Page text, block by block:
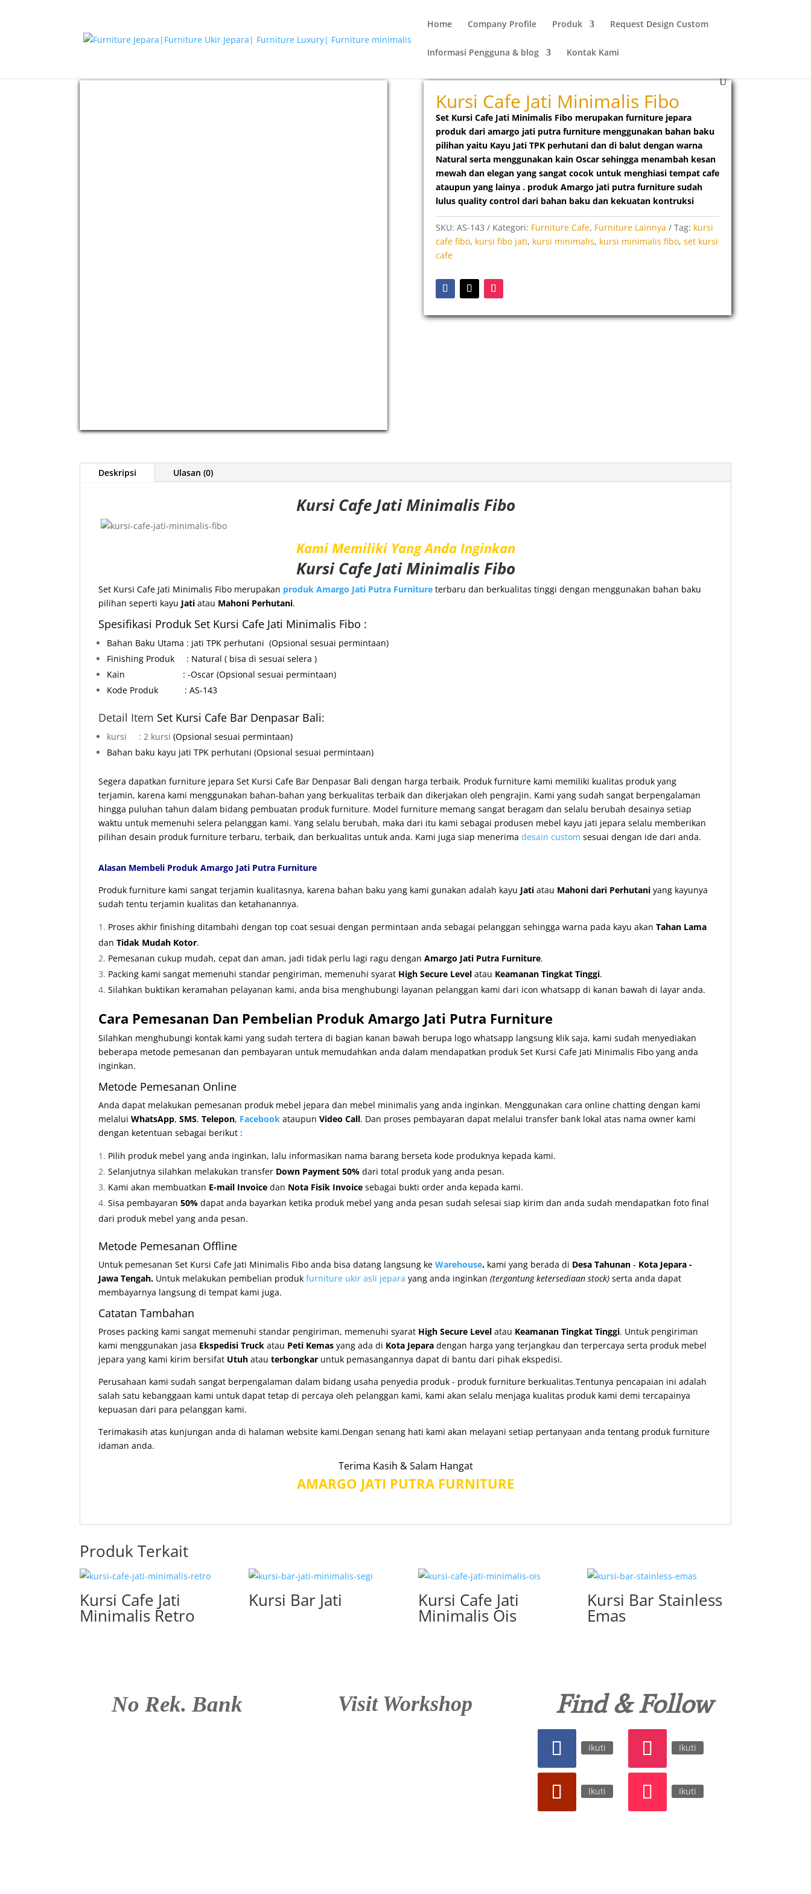
Home Company Profile Produk Request Design Custom
Informasi Pengguna & blog
Kontak Kami
Kursi Cafe Jati Minimalis Fibo
Set Kursi Cafe Jati Minimalis Fibo merupakan furniture jepara
produk dari amargo jati putra furniture menggunakan bahan baku
pilihan yaitu Kayu Jati TPK perhutani dan di balut dengan warna
Natural serta menggunakan kain Oscar sehingga menambah kesan
mewah dan elegan yang sangat cocok untuk menghiasi tempat cafe
ataupun yang lainya . produk Amargo jati putra furniture sudah
lulus quality control dari bahan baku dan kekuatan kontruksi
SKU: AS-143 Kategori: Furniture Cafe, Furniture Lainnya Tag: kursi
cafe fibo, kursi fibo jati, kursi minimalis, kursi minimalis fibo, set kursi
cafe
Deskripsi Ulasan (0)
Kursi Cafe Jati Minimalis Fibo
Kami Memiliki Yang Anda Inginkan
Kursi Cafe Jati Minimalis Fibo
Set Kursi Cafe Jati Minimalis Fibo merupakan produk Amargo Jati Putra Furniture terbaru dan berkualitas tinggi dengan menggunakan bahan baku
pilihan seperti kayu Jati atau Mahoni Perhutani.
Spesifikasi Produk Set Kursi Cafe Jati Minimalis Fibo :
Bahan Baku Utama : jati TPK perhutani (Opsional sesuai permintaan)
Finishing Produk : Natural ( bisa di sesuai selera )
Kain : -Oscar (Opsional sesuai permintaan)
Kode Produk : AS-143
Detail Item Set Kursi Cafe Bar Denpasar Bali:
kursi : 2 kursi (Opsional sesuai permintaan)
Bahan baku kayu jati TPK perhutani (Opsional sesuai permintaan)
Segera dapatkan furniture jepara Set Kursi Cafe Bar Denpasar Bali dengan harga terbaik. Produk furniture kami memiliki kualitas produk yang
terjamin, karena kami menggunakan bahan-bahan yang berkualitas terbaik dan dikerjakan oleh pengrajin. Kami yang sudah sangat berpengalaman
hingga puluhan tahun dalam bidang pembuatan produk furniture. Model furniture memang sangat beragam dan selalu berubah desainya setiap
waktu untuk memenuhi selera pelanggan kami. Yang selalu berubah, maka dari itu kami sebagai produsen mebel kayu jati jepara selalu memberikan
pilihan desain produk furniture terbaru, terbaik, dan berkualitas untuk anda. Kami juga siap menerima desain custom sesuai dengan ide dari anda.
Alasan Membeli Produk Amargo Jati Putra Furniture
Produk furniture kami sangat terjamin kualitasnya, karena bahan baku yang kami gunakan adalah kayu Jati atau Mahoni dari Perhutani yang kayunya
sudah tentu terjamin kualitas dan ketahanannya.
Proses akhir finishing ditambahi dengan top coat sesuai dengan permintaan anda sebagai pelanggan sehingga warna pada kayu akan Tahan Lama
dan Tidak Mudah Kotor.
Pemesanan cukup mudah, cepat dan aman, jadi tidak perlu lagi ragu dengan Amargo Jati Putra Furniture.
Packing kami sangat memenuhi standar pengiriman, memenuhi syarat High Secure Level atau Keamanan Tingkat Tinggi.
Silahkan buktikan keramahan pelayanan kami, anda bisa menghubungi layanan pelanggan kami dari icon whatsapp di kanan bawah di layar anda.
Cara Pemesanan Dan Pembelian Produk Amargo Jati Putra Furniture
Silahkan menghubungi kontak kami yang sudah tertera di bagian kanan bawah berupa logo whatsapp langsung klik saja, kami sudah menyediakan
beberapa metode pemesanan dan pembayaran untuk memudahkan anda dalam mendapatkan produk Set Kursi Cafe Jati Minimalis Fibo yang anda
inginkan.
Metode Pemesanan Online
Anda dapat melakukan pemesanan produk mebel jepara dan mebel minimalis yang anda inginkan. Menggunakan cara online chatting dengan kami
melalui WhatsApp, SMS, Telepon, Facebook ataupun Video Call. Dan proses pembayaran dapat melalui transfer bank lokal atas nama owner kami
dengan ketentuan sebagai berikut :
Pilih produk mebel yang anda inginkan, lalu informasikan nama barang berseta kode produknya kepada kami.
Selanjutnya silahkan melakukan transfer Down Payment 50% dari total produk yang anda pesan.
Kami akan membuatkan E-mail Invoice dan Nota Fisik Invoice sebagai bukti order anda kepada kami.
Sisa pembayaran 50% dapat anda bayarkan ketika produk mebel yang anda pesan sudah selesai siap kirim dan anda sudah mendapatkan foto final
dari produk mebel yang anda pesan.
Metode Pemesanan Offline
Untuk pemesanan Set Kursi Cafe Jati Minimalis Fibo anda bisa datang langsung ke Warehouse. kami yang berada di Desa Tahunan - Kota Jepara -
Jawa Tengah. Untuk melakukan pembelian produk furniture ukir asli jepara yang anda inginkan (tergantung ketersediaan stock) serta anda dapat
membayarnya langsung di tempat kami juga.
Catatan Tambahan
Proses packing kami sangat memenuhi standar pengiriman, memenuhi syarat High Secure Level atau Keamanan Tingkat Tinggi. Untuk pengiriman
kami menggunakan jasa Ekspedisi Truck atau Peti Kemas yang ada di Kota Jepara dengan harga yang terjangkau dan terpercaya serta produk mebel
jepara yang kami kirim bersifat Utuh atau terbongkar untuk pemasangannya dapat di bantu dari pihak ekspedisi.
Perusahaan kami sudah sangat berpengalaman dalam bidang usaha penyedia produk - produk furniture berkualitas.Tentunya pencapaian ini adalah
salah satu kebanggaan kami untuk dapat tetap di percaya oleh pelanggan kami, kami akan selalu menjaga kualitas produk kami demi tercapainya
kepuasan dari para pelanggan kami.
Terimakasih atas kunjungan anda di halaman website kami.Dengan senang hati kami akan melayani setiap pertanyaan anda tentang produk furniture
idaman anda.
Terima Kasih & Salam Hangat
AMARGO JATI PUTRA FURNITURE
Produk Terkait
Kursi Cafe Jati
Minimalis Retro
Kursi Bar Jati Kursi Cafe Jati
Minimalis Ois
Kursi Bar Stainless
Emas
No Rek. Bank Visit Workshop Find & Follow
Ikuti Ikuti
Ikuti Ikuti